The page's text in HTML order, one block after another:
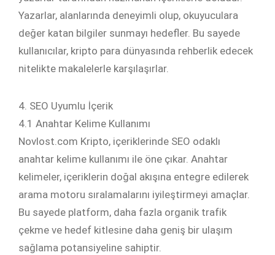
Yazarlar, alanlarında deneyimli olup, okuyuculara
değer katan bilgiler sunmayı hedefler. Bu sayede
kullanıcılar, kripto para dünyasında rehberlik edecek
nitelikte makalelerle karşılaşırlar.
4. SEO Uyumlu İçerik
4.1 Anahtar Kelime Kullanımı
Novlost.com Kripto, içeriklerinde SEO odaklı
anahtar kelime kullanımı ile öne çıkar. Anahtar
kelimeler, içeriklerin doğal akışına entegre edilerek
arama motoru sıralamalarını iyileştirmeyi amaçlar.
Bu sayede platform, daha fazla organik trafik
çekme ve hedef kitlesine daha geniş bir ulaşım
sağlama potansiyeline sahiptir.